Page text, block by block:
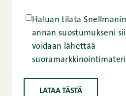
Haluan tilata
annan suostumukseni
voidaan lähettää
LATAA TÄSTÄ